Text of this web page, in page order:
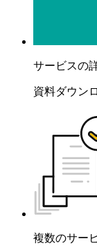
サービスの
資料ダウン
複数のサー